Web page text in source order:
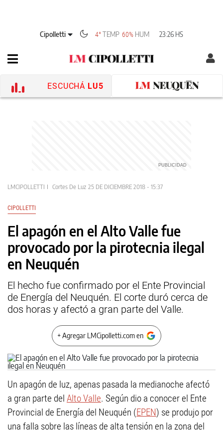
Cipolletti 4°TEMP 60% HUM 23:26 HS
ESCUCHÁ LU5
LMCIPOLLETTI Cortes De Luz 25 DE DICIEMBRE 2018 - 15:37
CIPOLLETTI
El apagón en el Alto Valle fue
provocado por la pirotecnia ilegal
en Neuquén
El hecho fue confirmado por el Ente Provincial
de Energía del Neuquén. El corte duró cerca de
dos horas y afectó a gran parte del Valle.
+ Agregar LMCipolletti.com en
Un apagón de luz, apenas pasada la medianoche afectó
a gran parte del Alto Valle. Según dio a conocer el Ente
Provincial de Energía del Neuquén (EPEN) se produjo por
una falla sobre las líneas de alta tensión en la zona del